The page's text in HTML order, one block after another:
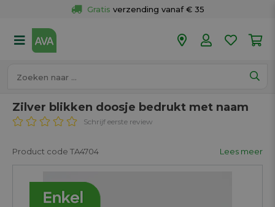
Gratis verzending vanaf € 35
50 winkels
Zilver blikken doosje bedrukt met naam
Schrijf eerste review
Product code TA4704 Lees meer